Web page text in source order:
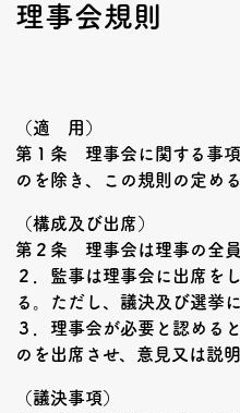
理事会規則
（適 用）
第１条 理事会に関する事
のを除き、この規則の定め
（構成及び出席）
第２条 理事会は理事の全員
２．監事は理事会に出席を
る。ただし、議決及び選挙
３．理事会が必要と認める
のを出席させ、意見又は説
（議決事項）